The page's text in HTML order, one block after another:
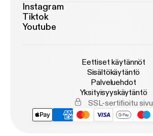
Instagram
Tiktok
Youtube
Eettiset käytännöt
Sisältökäytäntö
Palveluehdot
Yksityisyyskäytäntö
SSL-sertifioitu sivu